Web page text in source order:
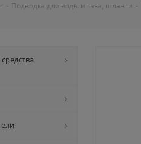
- Подводка для воды и газа, шланги -